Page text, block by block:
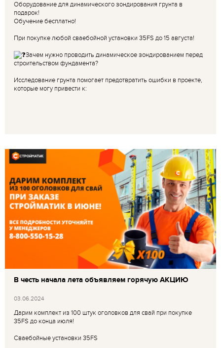
Оборудование для динамического зондирования грунта в
подарок!
Обучение бесплатно!
При покупке любой сваебойной установки 35FS до 15 августа!
Зачем нужно проводить динамическое зондированием перед
строительством фундамента?
Исследование грунта помогает предотвратить ошибки в проекте,
которые могу привести к:
В честь начала лета объявляем горячую АКЦИЮ
03.06.2024
Дарим комплект из 100 штук оголовков для свай при покупке
35FS до конца июля!
Сваебойные установки 35FS